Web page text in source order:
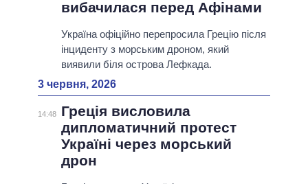
вибачилася перед Афінами
Україна офіційно перепросила Грецію після
інциденту з морським дроном, який
виявили біля острова Лефкада.
3 червня, 2026
14:48
Греція висловила
дипломатичний протест
Україні через морський
дрон